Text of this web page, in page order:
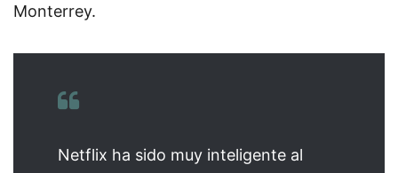
Monterrey.
Netflix ha sido muy inteligente al